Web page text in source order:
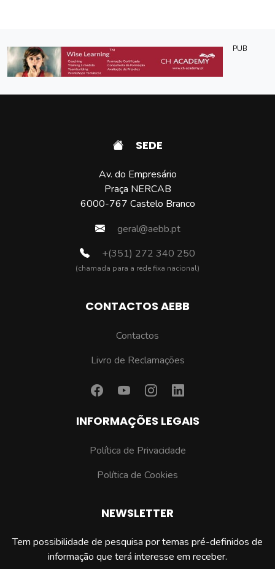
PUB
SEDE
Av. do Empresário
Praça NERCAB
6000-767 Castelo Branco
geral@aebb.pt
+(351) 272 340 250
(chamada para a rede fixa nacional)
CONTACTOS AEBB
Contactos
Livro de Reclamações
INFORMAÇÕES LEGAIS
Política de Privacidade
Política de Cookies
NEWSLETTER
Tem possibilidade de pesquisa por temas pré-definidos de
informação que terá interesse em receber.